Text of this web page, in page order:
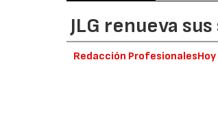
JLG renueva
Redacción ProfesionalesHoy